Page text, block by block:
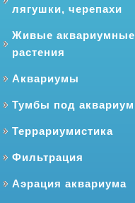
лягушки, черепахи
Живые аквариумные
растения
Аквариумы
Тумбы под аквариум
Террариумистика
Фильтрация
Аэрация аквариума